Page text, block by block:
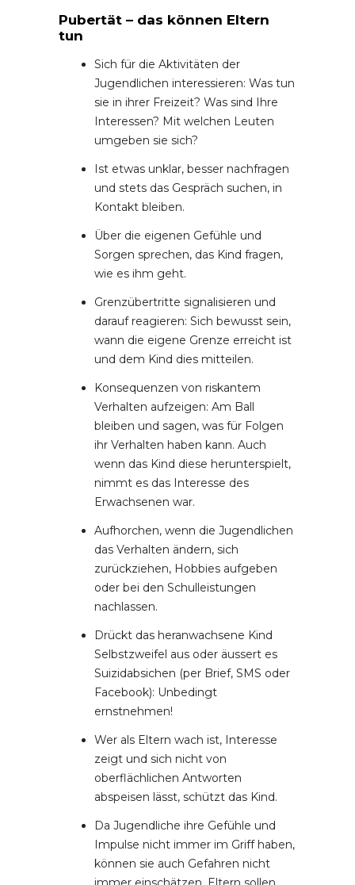
Pubertät – das können Eltern
tun
Sich für die Aktivitäten der
Jugendlichen interessieren: Was tun
sie in ihrer Freizeit? Was sind Ihre
Interessen? Mit welchen Leuten
umgeben sie sich?
Ist etwas unklar, besser nachfragen
und stets das Gespräch suchen, in
Kontakt bleiben.
Über die eigenen Gefühle und
Sorgen sprechen, das Kind fragen,
wie es ihm geht.
Grenzübertritte signalisieren und
darauf reagieren: Sich bewusst sein,
wann die eigene Grenze erreicht ist
und dem Kind dies mitteilen.
Konsequenzen von riskantem
Verhalten aufzeigen: Am Ball
bleiben und sagen, was für Folgen
ihr Verhalten haben kann. Auch
wenn das Kind diese herunterspielt,
nimmt es das Interesse des
Erwachsenen war.
Aufhorchen, wenn die Jugendlichen
das Verhalten ändern, sich
zurückziehen, Hobbies aufgeben
oder bei den Schulleistungen
nachlassen.
Drückt das heranwachsene Kind
Selbstzweifel aus oder äussert es
Suizidabsichen (per Brief, SMS oder
Facebook): Unbedingt
ernstnehmen!
Wer als Eltern wach ist, Interesse
zeigt und sich nicht von
oberflächlichen Antworten
abspeisen lässt, schützt das Kind.
Da Jugendliche ihre Gefühle und
Impulse nicht immer im Griff haben,
können sie auch Gefahren nicht